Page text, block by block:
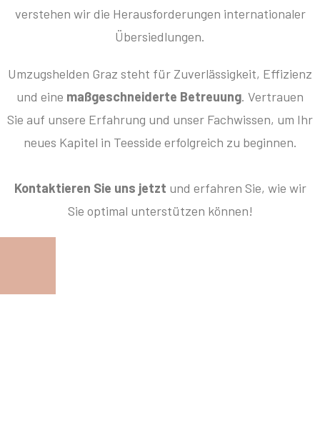
verstehen wir die Herausforderungen internationaler
Übersiedlungen.
Umzugshelden Graz steht für Zuverlässigkeit, Effizienz
und eine maßgeschneiderte Betreuung. Vertrauen
Sie auf unsere Erfahrung und unser Fachwissen, um Ihr
neues Kapitel in Teesside erfolgreich zu beginnen.
Kontaktieren Sie uns jetzt und erfahren Sie, wie wir
Sie optimal unterstützen können!